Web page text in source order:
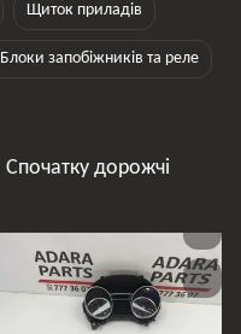
Щиток приладів
Блоки запобіжників та реле
Спочатку дорожчі